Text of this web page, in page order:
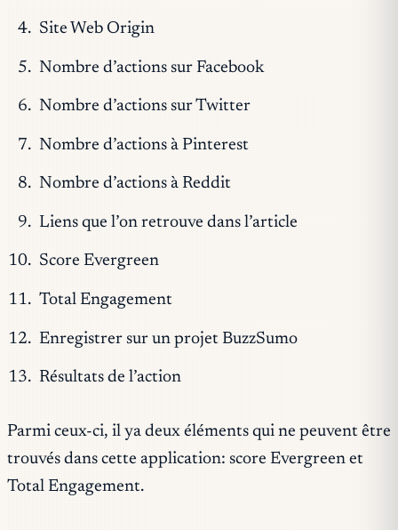
Site Web Origin
Nombre d’actions sur Facebook
Nombre d’actions sur Twitter
Nombre d’actions à Pinterest
Nombre d’actions à Reddit
Liens que l’on retrouve dans l’article
Score Evergreen
Total Engagement
Enregistrer sur un projet BuzzSumo
Résultats de l’action
Parmi ceux-ci, il ya deux éléments qui ne peuvent être
trouvés dans cette application: score Evergreen et
Total Engagement.